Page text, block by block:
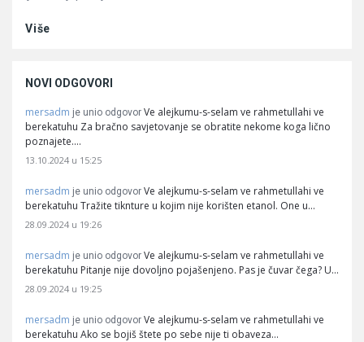
Više
NOVI ODGOVORI
mersadm je unio odgovor Ve alejkumu-s-selam ve rahmetullahi ve
berekatuhu Za bračno savjetovanje se obratite nekome koga lično
poznajete.…
13.10.2024 u 15:25
mersadm je unio odgovor Ve alejkumu-s-selam ve rahmetullahi ve
berekatuhu Tražite tiknture u kojim nije korišten etanol. One u…
28.09.2024 u 19:26
mersadm je unio odgovor Ve alejkumu-s-selam ve rahmetullahi ve
berekatuhu Pitanje nije dovoljno pojašenjeno. Pas je čuvar čega? U…
28.09.2024 u 19:25
mersadm je unio odgovor Ve alejkumu-s-selam ve rahmetullahi ve
berekatuhu Ako se bojiš štete po sebe nije ti obaveza…